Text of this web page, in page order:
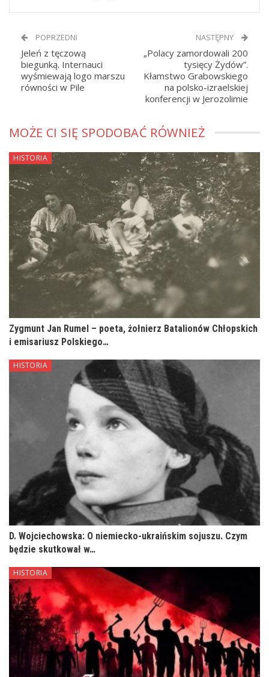
POPRZEDNI
Jeleń z tęczową
biegunką. Internauci
wyśmiewają logo marszu
równości w Pile
NASTĘPNY
„Polacy zamordowali 200
tysięcy Żydów”.
Kłamstwo Grabowskiego
na polsko-izraelskiej
konferencji w Jerozolimie
MOŻE CI SIĘ SPODOBAĆ RÓWNIEŻ
HISTORIA
Zygmunt Jan Rumel – poeta, żołnierz Batalionów Chłopskich
i emisariusz Polskiego…
HISTORIA
D. Wojciechowska: O niemiecko-ukraińskim sojuszu. Czym
będzie skutkował w…
HISTORIA